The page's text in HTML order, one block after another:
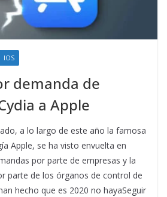
IOS
demanda de
a Apple
a lo largo de este año la famosa
Apple, se ha visto envuelta en
por parte de empresas y la
parte de los órganos de control de
hecho que es 2020 no hayaSeguir